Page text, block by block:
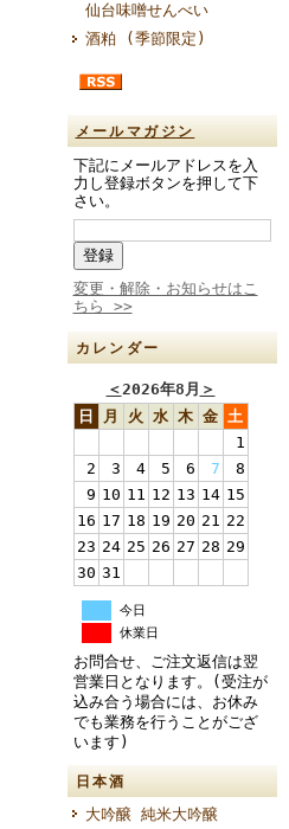
仙台味噌せんべい
酒粕 (季節限定)
メールマガジン
下記にメールアドレスを入
力し登録ボタンを押して下
さい。
変更・解除・お知らせはこ
ちら >>
カレンダー
＜2026年8月 ＞
日
月 火 水 木 金 土
1
2
3 4 5 6 7
8
9 10 11 12 13 14 15
16 17 18 19 20 21 22
23 24 25 26 27 28 29
30 31
今日
休業日
お問合せ、ご注文返信は翌
営業日となります。(受注が
込み合う場合には、お休み
でも業務を行うことがござ
います)
日本酒
大吟醸 純米大吟醸